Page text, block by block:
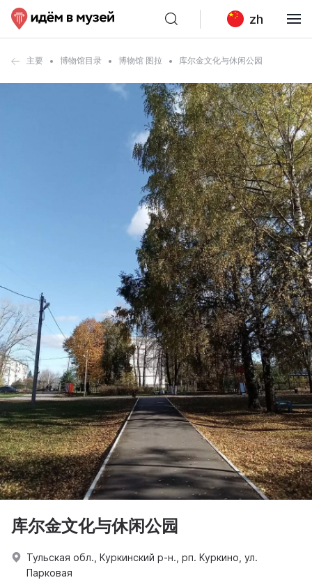
zh
主要 博物馆目录 博物馆 图拉 库尔金文化与休闲公园
库尔金文化与休闲公园
Тульская обл., Куркинский р-н., рп. Куркино, ул.
Парковая